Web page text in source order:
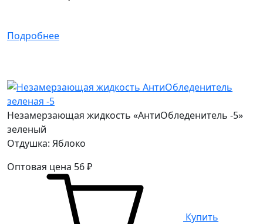
Подробнее
Незамерзающая жидкость «АнтиОбледенитель -5»
зеленый
Отдушка: Яблоко
Оптовая цена 56₽
Купить